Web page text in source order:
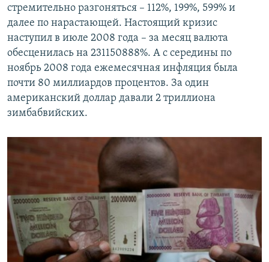
стремительно разгоняться – 112%, 199%, 599% и
далее по нарастающей. Настоящий кризис
наступил в июле 2008 года – за месяц валюта
обесценилась на 231150888%. А с середины по
ноябрь 2008 года ежемесячная инфляция была
почти 80 миллиардов процентов. За один
американский доллар давали 2 триллиона
зимбабвийских.